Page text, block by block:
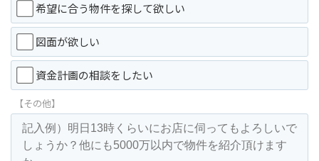
希望に合う物件を探して欲しい
図面が欲しい
資金計画の相談をしたい
【その他】